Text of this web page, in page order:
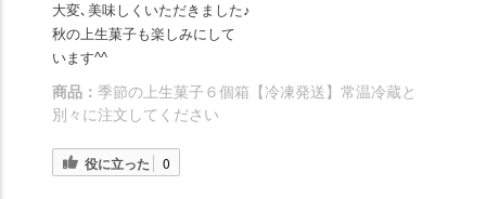
大変､美味しくいただきました♪
秋の上生菓子も楽しみにして
います^^
商品： 季節の上生菓子６個箱【冷凍発送】常温冷蔵と
別々に注文してください
役に立った 0